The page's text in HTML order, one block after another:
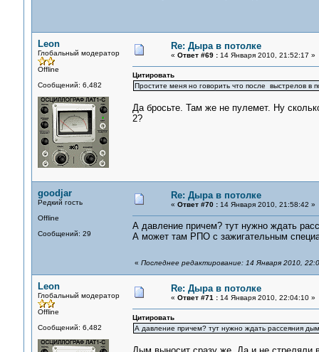
Leon
Глобальный модератор
Offline
Сообщений: 6,482
Re: Дыра в потолке
« Ответ #69 :14 Января 2010, 21:52:17 »
Цитировать
Простите меня но говорить что после выстрелов в
Да бросьте. Там же не пулемет. Ну
2?
goodjar
Редкий гость
Offline
Сообщений: 29
Re: Дыра в потолке
« Ответ #70 :14 Января 2010, 21:58:42 »
А давление причем? тут нужно ждать
А может там РПО с зажигательным
« Последнее редактирование: 14 Января 2010,
Leon
Глобальный модератор
Offline
Сообщений: 6,482
Re: Дыра в потолке
« Ответ #71 :14 Января 2010, 22:04:10 »
Цитировать
А давление причем? тут нужно ждать рассеяния